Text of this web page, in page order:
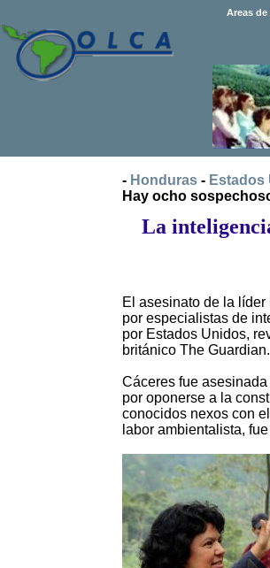
Areas
- Honduras - Estados
Hay ocho
La
El asesinato de la
por especialistas de
por Estados Unidos,
británico The Guardian.
Cáceres fue
por oponerse a la
conocidos nexos con
labor ambientalista,